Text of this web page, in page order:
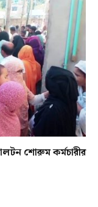
শোরুম কর্মচারীর